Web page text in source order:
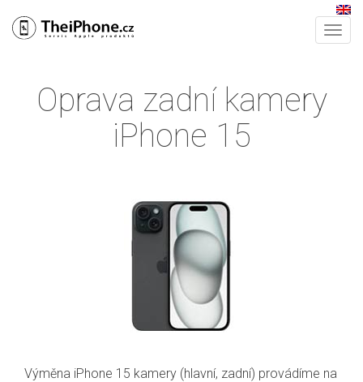
Oprava zadní kamery
iPhone 15
Výměna iPhone 15 kamery (hlavní, zadní) provádíme na